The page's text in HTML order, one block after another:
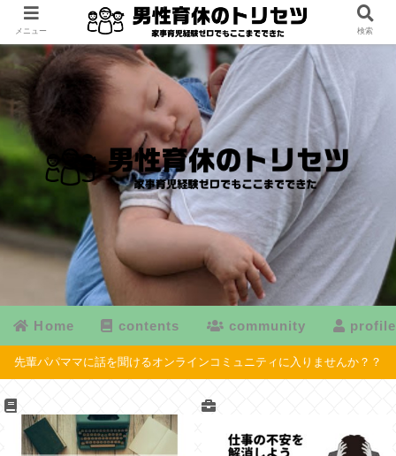
Home contents community profile
先輩パパママに話を聞けるオンラインコミュニティに入りませんか？？
メニュー 検索